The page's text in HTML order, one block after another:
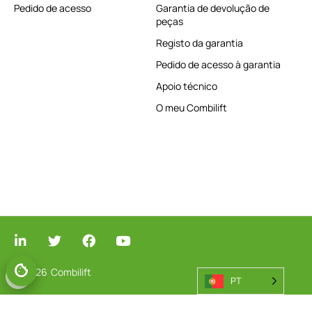
Pedido de acesso
Garantia de devolução de
peças
Registo da garantia
Pedido de acesso à garantia
Apoio técnico
O meu Combilift
© 2026 Combilift
PT